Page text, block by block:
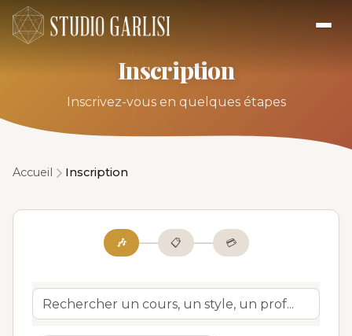
Inscription
Inscrivez-vous en quelques étapes
Accueil Inscription
🎶 📋 💳